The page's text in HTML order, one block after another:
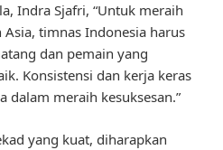
Indra Sjafri, “Untuk meraih
timnas Indonesia harus
dan pemain yang
Konsistensi dan kerja keras
dalam meraih kesuksesan.”
yang kuat, diharapkan